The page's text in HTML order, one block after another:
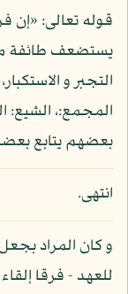
قوله تعالى: «إن
يستضعف طائفة
التجبر و
المجمع:، الشيع:
بعضهم يتابع
انتهى.
و كان المراد
للعهد - فرقا